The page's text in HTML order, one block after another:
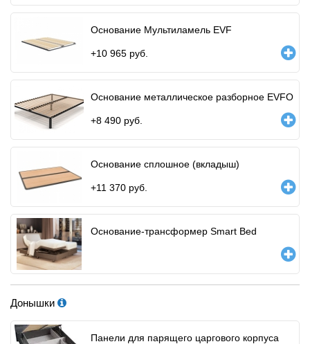
Основание Мультиламель EVF
+10 965 руб.
Основание металлическое разборное EVFO
+8 490 руб.
Основание сплошное (вкладыш)
+11 370 руб.
Основание-трансформер Smart Bed
Донышки
Панели для парящего царгового корпуса